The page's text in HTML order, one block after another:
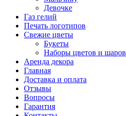
Девочке
Газ гелий
Печать логотипов
Свежие цветы
Букеты
Наборы цветов и шаров
Аренда декора
Главная
Доставка и оплата
Отзывы
Вопросы
Гарантия